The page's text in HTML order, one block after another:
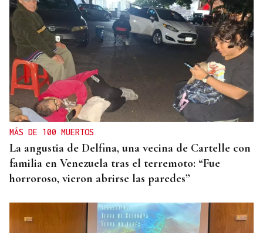
MÁS DE 100 MUERTOS
La angustia de Delfina, una vecina de Cartelle con
familia en Venezuela tras el terremoto: “Fue
horroroso, vieron abrirse las paredes”